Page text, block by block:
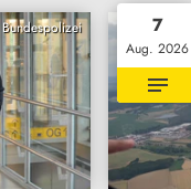
Bundespolizei 7
Aug. 2026